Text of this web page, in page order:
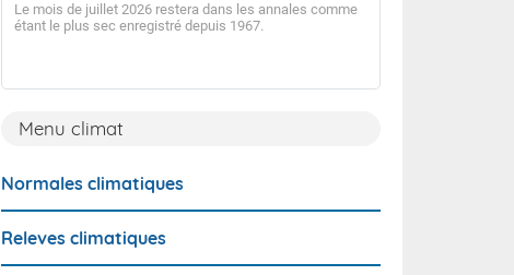
Le mois de juillet 2026 restera dans les annales comme
étant le plus sec enregistré depuis 1967.
Menu climat
Normales climatiques
Releves climatiques